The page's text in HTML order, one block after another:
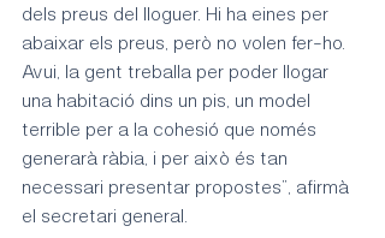
dels preus del lloguer. Hi ha eines per
abaixar els preus, però no volen fer-ho.
Avui, la gent treballa per poder llogar
una habitació dins un pis, un model
terrible per a la cohesió que només
generarà ràbia, i per això és tan
necessari presentar propostes”, afirmà
el secretari general.